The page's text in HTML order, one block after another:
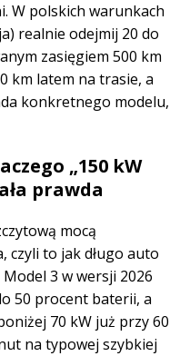
W polskich warunkach
realnie odejmij 20 do
zasięgiem 500 km
km latem na trasie, a
konkretnego modelu,
„150 kW
prawda
mocą
czyli to jak długo auto
3 w wersji 2026
50 procent baterii, a
70 kW już przy 60
na typowej szybkiej